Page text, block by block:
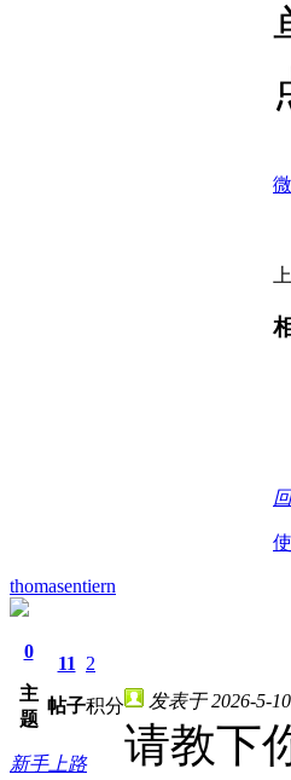
thomasentiern
0
主
题
11
帖子
2
积分
新手上路
发表于 2026-5-
请教下